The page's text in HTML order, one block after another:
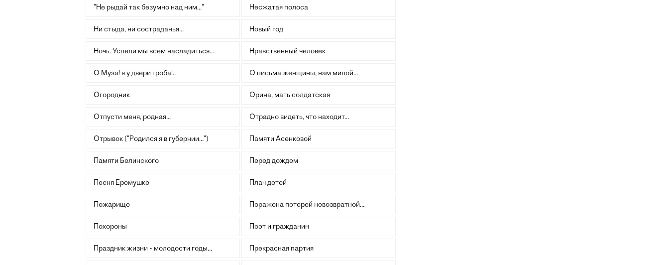
"Не рыдай так безумно над ним..." Несжатая полоса
Ни стыда, ни состраданья... Новый год
Ночь. Успели мы всем насладиться... Нравственный человек
О Муза! я у двери гроба!.. О письма женщины, нам милой...
Огородник Орина, мать солдатская
Отпусти меня, родная... Отрадно видеть, что находит...
Отрывок ("Родился я в губернии...") Памяти Асенковой
Памяти Белинского Перед дождем
Песня Еремушке Плач детей
Пожарище Поражена потерей невозвратной...
Похороны Поэт и гражданин
Праздник жизни - молодости годы... Прекрасная партия